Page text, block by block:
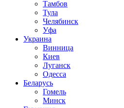
Тамбов
Тула
Челябинск
Уфа
Украина
Винница
Киев
Луганск
Одесса
Беларусь
Гомель
Минск